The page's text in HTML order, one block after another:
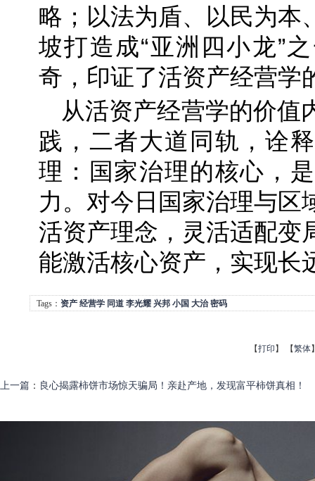
略；以法为盾、以民为本
坡打造成“亚洲四小龙”
奇，印证了活资产经营学
从活资产经营学的价值
践，二者大道同轨，诠
理：国家治理的核心，
力。对今日国家治理与区
活资产理念，灵活适配变
能激活核心资产，实现长
Tags： 资产 经营学 同道 李光耀 兴邦 小国 大治 密码
【打印】 【繁体
上一篇 ： 良心揭露柿饼市场惊天骗局！亲赴产地，发现富平柿饼真相！